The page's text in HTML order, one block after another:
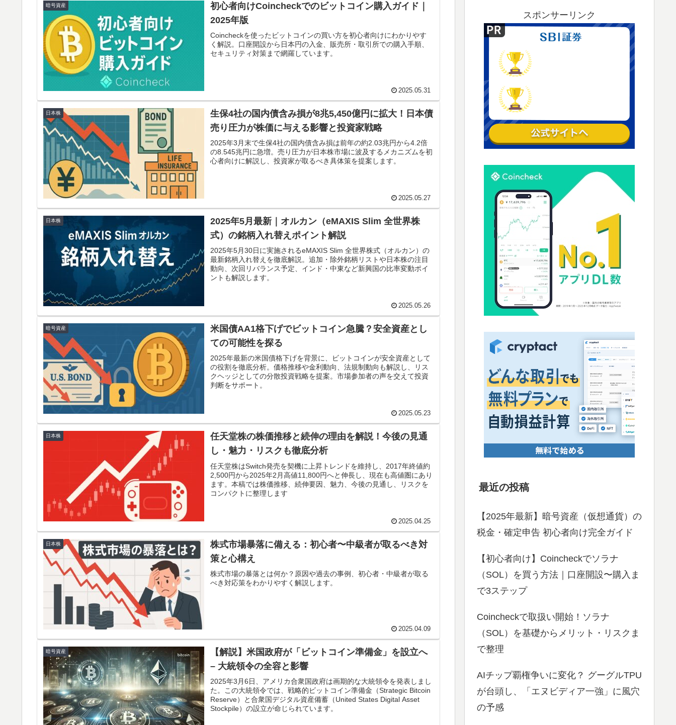
暗号資産
初心者向けCoincheckでのビットコイン購入ガイド｜
2025年版
Coincheckを使ったビットコインの買い方を初心者向けにわかりやす
く解説。口座開設から日本円の入金、販売所・取引所での購入手順、
セキュリティ対策まで網羅しています。
2025.05.31
日本株
生保4社の国内債含み損が8兆5,450億円に拡大！日本債
売り圧力が株価に与える影響と投資家戦略
2025年3月末で生保4社の国内債含み損は前年の約2.03兆円から4.2倍
の8.545兆円に急増。売り圧力が日本株市場に波及するメカニズムを初
心者向けに解説し、投資家が取るべき具体策を提案します。
2025.05.27
日本株
2025年5月最新｜オルカン（eMAXIS Slim 全世界株
式）の銘柄入れ替えポイント解説
2025年5月30日に実施されるeMAXIS Slim 全世界株式（オルカン）の
最新銘柄入れ替えを徹底解説。追加・除外銘柄リストや日本株の注目
動向、次回リバランス予定、インド・中東など新興国の比率変動ポイ
ントも解説します。
2025.05.26
暗号資産
米国債AA1格下げでビットコイン急騰？安全資産とし
ての可能性を探る
2025年最新の米国債格下げを背景に、ビットコインが安全資産として
の役割を徹底分析。価格推移や金利動向、法規制動向も解説し、リス
クヘッジとしての分散投資戦略を提案。市場参加者の声を交えて投資
判断をサポート。
2025.05.23
日本株
任天堂株の株価推移と続伸の理由を解説！今後の見通
し・魅力・リスクも徹底分析
任天堂株はSwitch発売を契機に上昇トレンドを維持し、2017年終値約
2,500円から2025年2月高値11,800円へと伸長し、現在も高値圏にあり
ます。本稿では株価推移、続伸要因、魅力、今後の見通し、リスクを
コンパクトに整理します
2025.04.25
日本株
株式市場暴落に備える：初心者〜中級者が取るべき対
策と心構え
株式市場の暴落とは何か？原因や過去の事例、初心者・中級者が取る
べき対応策をわかりやすく解説します。
2025.04.09
暗号資産
【解説】米国政府が「ビットコイン準備金」を設立へ
– 大統領令の全容と影響
2025年3月6日、アメリカ合衆国政府は画期的な大統領令を発表しまし
た。この大統領令では、戦略的ビットコイン準備金（Strategic Bitcoin
Reserve）と合衆国デジタル資産備蓄（United States Digital Asset
Stockpile）の設立が命じられています。
スポンサーリンク
最近の投稿
【2025年最新】暗号資産（仮想通貨）の
税金・確定申告 初心者向け完全ガイド
【初心者向け】Coincheckでソラナ
（SOL）を買う方法｜口座開設〜購入ま
で3ステップ
Coincheckで取扱い開始！ソラナ
（SOL）を基礎からメリット・リスクま
で整理
AIチップ覇権争いに変化？ グーグルTPU
が台頭し、「エヌビディア一強」に風穴
の予感